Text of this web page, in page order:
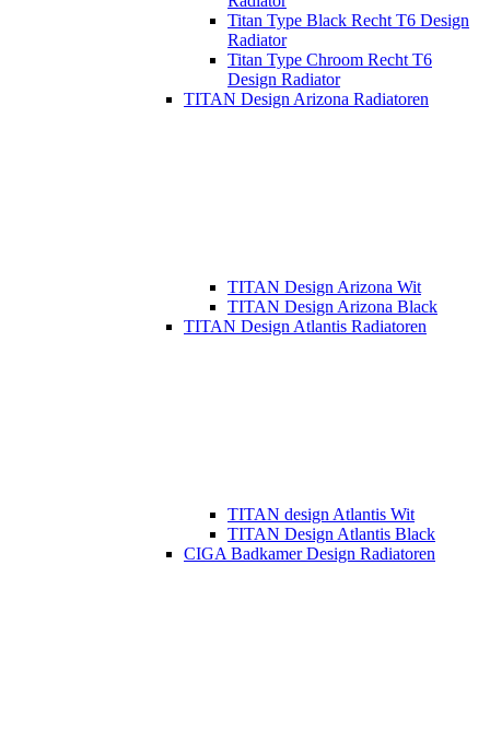
Titan Type Black Recht T6 Design
Radiator
Titan Type Chroom Recht T6
Design Radiator
TITAN Design Arizona Radiatoren
TITAN Design Arizona Wit
TITAN Design Arizona Black
TITAN Design Atlantis Radiatoren
TITAN design Atlantis Wit
TITAN Design Atlantis Black
CIGA Badkamer Design Radiatoren